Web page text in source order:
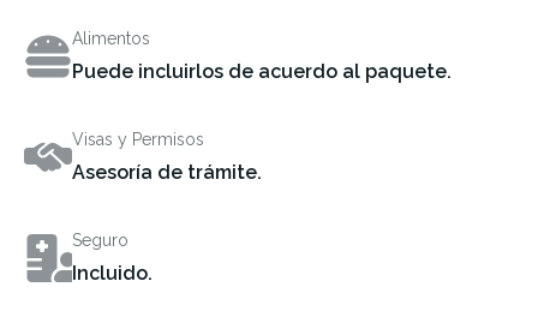
Alimentos
Puede incluirlos de acuerdo al paquete.
Visas y Permisos
Asesoría de trámite.
Seguro
Incluido.